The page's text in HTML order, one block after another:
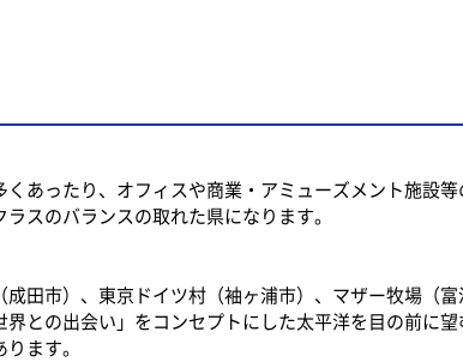
あったり、オフィスや商業・アミューズメント施設
スのバランスの取れた県になります。
田市）、東京ドイツ村（袖ヶ浦市）、マザー牧場（富
との出会い」をコンセプトにした太平洋を目の前に
ます。